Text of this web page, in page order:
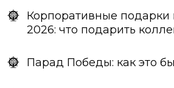
Корпоративные
2026: что подарить
Парад Победы: как это